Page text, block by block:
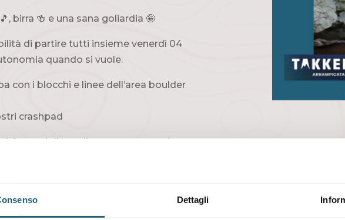
Dettagli
birra 🍻 e una sana goliardia 🤪
di partire tutti insieme venerdì 04
quando si vuole.
con i blocchi e linee dell’area boulder
crashpad
consigliamo il pernottamento in
strutture:
– 329 5892685
0175 956026
– 0175 976241